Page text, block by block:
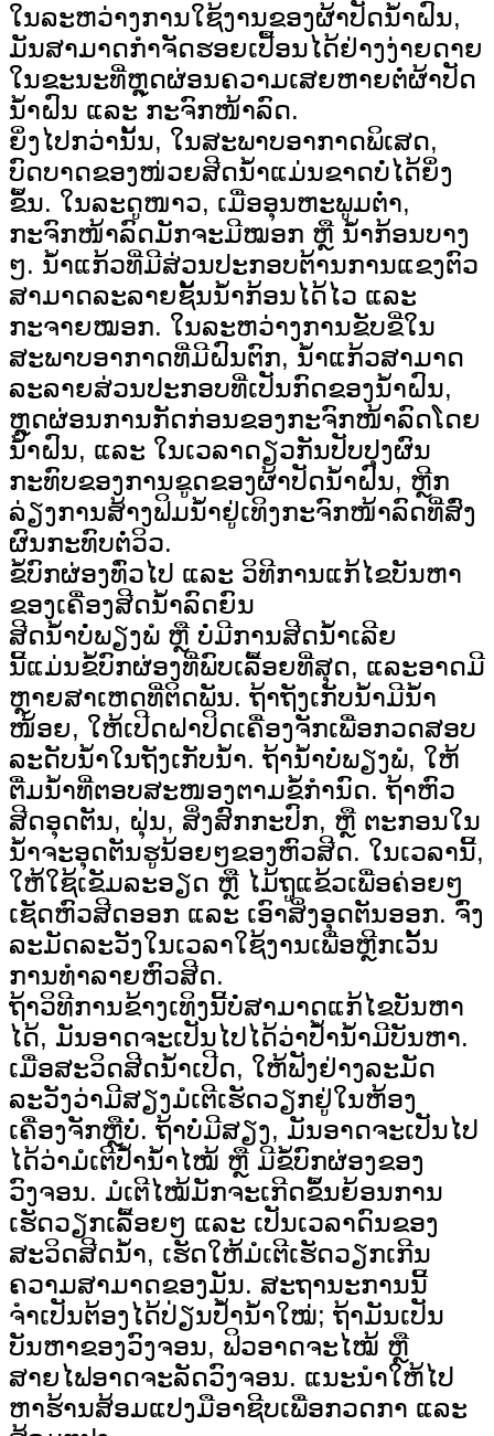
ໃນລະຫວ່າງການໃຊ້ງານຂອງຜ້າປັດນ້ຳຝົນ,
ມັນສາມາດກຳຈັດຮອຍເປື້ອນໄດ້ຢ່າງງ່າຍດາຍ
ໃນຂະນະທີ່ຫຼຸດຜ່ອນຄວາມເສຍຫາຍຕໍ່ຜ້າປັດ
ນ້ຳຝົນ ແລະ ກະຈົກໜ້າລົດ.
ຍິ່ງໄປກວ່ານັ້ນ, ໃນສະພາບອາກາດພິເສດ,
ບົດບາດຂອງໜ່ວຍສີດນໍ້າແມ່ນຂາດບໍ່ໄດ້ຍິ່ງ
ຂຶ້ນ. ໃນລະດູໜາວ, ເມື່ອອຸນຫະພູມຕໍ່າ,
ກະຈົກໜ້າລົດມັກຈະມີໝອກ ຫຼື ນໍ້າກ້ອນບາງ
ໆ. ນໍ້າແກ້ວທີ່ມີສ່ວນປະກອບຕ້ານການແຂງຕົວ
ສາມາດລະລາຍຊັ້ນນໍ້າກ້ອນໄດ້ໄວ ແລະ
ກະຈາຍໝອກ. ໃນລະຫວ່າງການຂັບຂີ່ໃນ
ສະພາບອາກາດທີ່ມີຝົນຕົກ, ນໍ້າແກ້ວສາມາດ
ລະລາຍສ່ວນປະກອບທີ່ເປັນກົດຂອງນໍ້າຝົນ,
ຫຼຸດຜ່ອນການກັດກ່ອນຂອງກະຈົກໜ້າລົດໂດຍ
ນໍ້າຝົນ, ແລະ ໃນເວລາດຽວກັນປັບປຸງຜົນ
ກະທົບຂອງການຂູດຂອງຜ້າປັດນໍ້າຝົນ, ຫຼີກ
ລ່ຽງການສ້າງຟິມນໍ້າຢູ່ເທິງກະຈົກໜ້າລົດທີ່ສົ່ງ
ຜົນກະທົບຕໍ່ວິວ.
ຂໍ້ບົກຜ່ອງທົ່ວໄປ ແລະ ວິທີການແກ້ໄຂບັນຫາ
ຂອງເຄື່ອງສີດນ້ຳລົດຍົນ
ສີດນ້ຳບໍ່ພຽງພໍ ຫຼື ບໍ່ມີການສີດນ້ຳເລີຍ
ນີ້ແມ່ນຂໍ້ບົກຜ່ອງທີ່ພົບເລື້ອຍທີ່ສຸດ, ແລະອາດມີ
ຫຼາຍສາເຫດທີ່ຕິດພັນ. ຖ້າຖັງເກັບນ້ຳມີນ້ຳ
ໜ້ອຍ, ໃຫ້ເປີດຝາປິດເຄື່ອງຈັກເພື່ອກວດສອບ
ລະດັບນ້ຳໃນຖັງເກັບນ້ຳ. ຖ້ານ້ຳບໍ່ພຽງພໍ, ໃຫ້
ຕື່ມນ້ຳທີ່ຕອບສະໜອງຕາມຂໍ້ກຳນົດ. ຖ້າຫົວ
ສີດອຸດຕັນ, ຝຸ່ນ, ສິ່ງສົກກະປົກ, ຫຼື ຕະກອນໃນ
ນ້ຳຈະອຸດຕັນຮູນ້ອຍໆຂອງຫົວສີດ. ໃນເວລານີ້,
ໃຫ້ໃຊ້ເຂັມລະອຽດ ຫຼື ໄມ້ຖູແຂ້ວເພື່ອຄ່ອຍໆ
ເຊັດຫົວສີດອອກ ແລະ ເອົາສິ່ງອຸດຕັນອອກ. ຈົ່ງ
ລະມັດລະວັງໃນເວລາໃຊ້ງານເພື່ອຫຼີກເວັ້ນ
ການທຳລາຍຫົວສີດ.
ຖ້າວິທີການຂ້າງເທິງນີ້ບໍ່ສາມາດແກ້ໄຂບັນຫາ
ໄດ້, ມັນອາດຈະເປັນໄປໄດ້ວ່າປໍ້ານໍ້າມີບັນຫາ.
ເມື່ອສະວິດສີດນໍ້າເປີດ, ໃຫ້ຟັງຢ່າງລະມັດ
ລະວັງວ່າມີສຽງມໍເຕີເຮັດວຽກຢູ່ໃນຫ້ອງ
ເຄື່ອງຈັກຫຼືບໍ່. ຖ້າບໍ່ມີສຽງ, ມັນອາດຈະເປັນໄປ
ໄດ້ວ່າມໍເຕີປໍ້ານໍ້າໄໝ້ ຫຼື ມີຂໍ້ບົກຜ່ອງຂອງ
ວົງຈອນ. ມໍເຕີໄໝ້ມັກຈະເກີດຂຶ້ນຍ້ອນການ
ເຮັດວຽກເລື້ອຍໆ ແລະ ເປັນເວລາດົນຂອງ
ສະວິດສີດນໍ້າ, ເຮັດໃຫ້ມໍເຕີເຮັດວຽກເກີນ
ຄວາມສາມາດຂອງມັນ. ສະຖານະການນີ້
ຈຳເປັນຕ້ອງໄດ້ປ່ຽນປໍ້ານໍ້າໃໝ່; ຖ້າມັນເປັນ
ບັນຫາຂອງວົງຈອນ, ຟິວອາດຈະໄໝ້ ຫຼື
ສາຍໄຟອາດຈະລັດວົງຈອນ. ແນະນຳໃຫ້ໄປ
ຫາຮ້ານສ້ອມແປງມືອາຊີບເພື່ອກວດກາ ແລະ